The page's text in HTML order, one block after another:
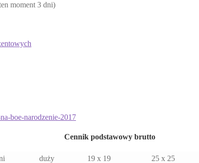
moment 3 dni)
boe-narodzenie-2017
Cennik podstawowy brutto
duży 19 x 19 25 x 25